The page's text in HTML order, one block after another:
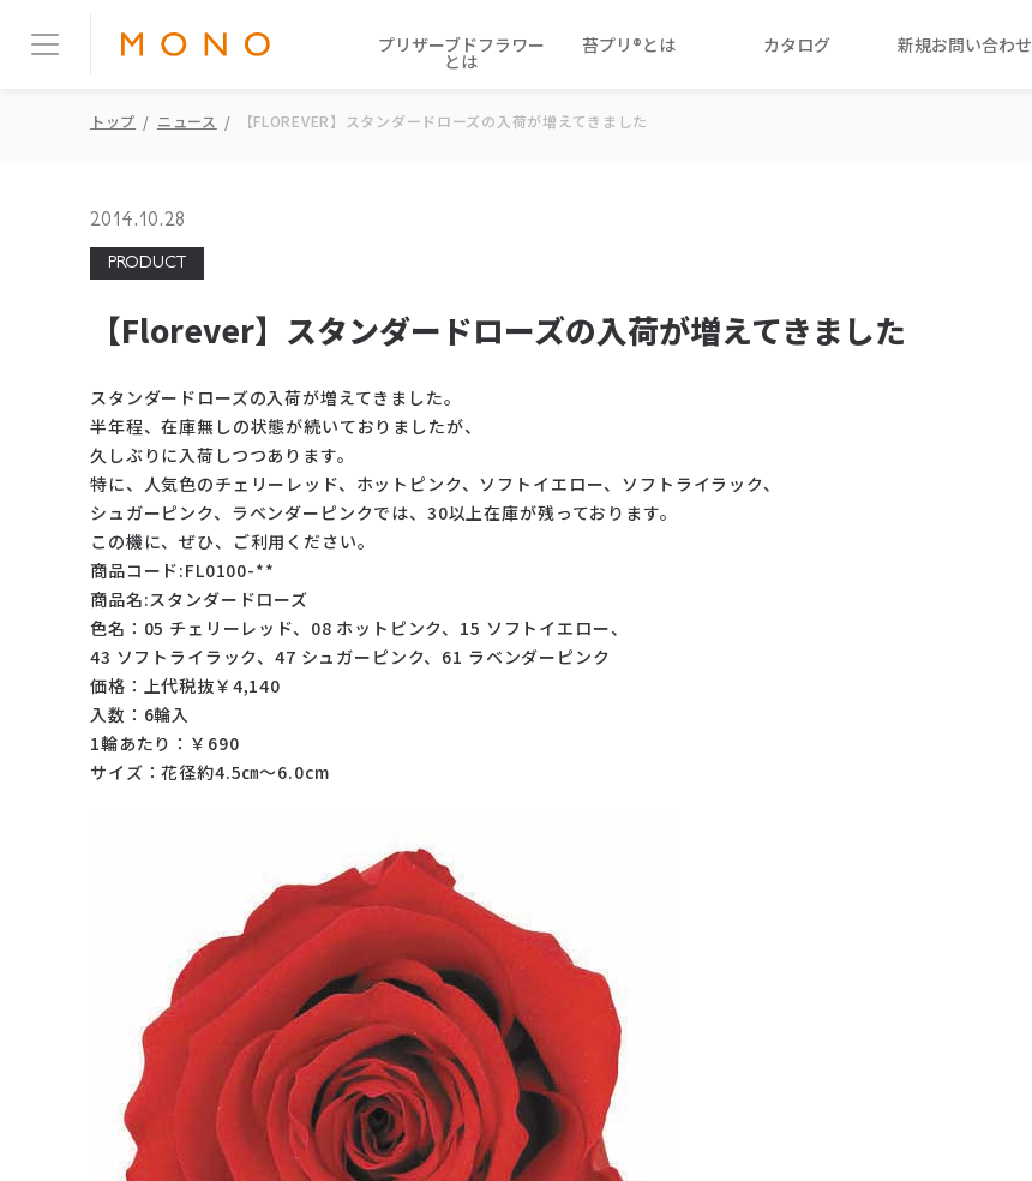
プリザーブドフラワー
とは
苔プリ®とは カタログ 新規お問い合わせ
トップ ニュース 【FLOREVER】スタンダードローズの入荷が増えてきました
2014.10.28
PRODUCT
【Florever】スタンダードローズの入荷が増えてきました
スタンダードローズの入荷が増えてきました。
半年程、在庫無しの状態が続いておりましたが、
久しぶりに入荷しつつあります。
特に、人気色のチェリーレッド、ホットピンク、ソフトイエロー、ソフトライラック、
シュガーピンク、ラベンダーピンクでは、30以上在庫が残っております。
この機に、ぜひ、ご利用ください。
商品コード:FL0100-**
商品名:スタンダードローズ
色名：05 チェリーレッド、08 ホットピンク、15 ソフトイエロー、
43 ソフトライラック、47 シュガーピンク、61 ラベンダーピンク
価格：上代税抜￥4,140
入数：6輪入
1輪あたり：￥690
サイズ：花径約4.5㎝～6.0cm